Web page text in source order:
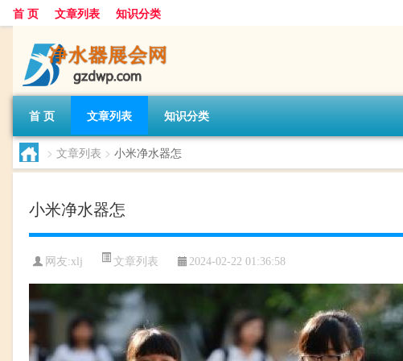
首 页 文章列表 知识分类
首 页 文章列表 知识分类
> 文章列表 > 小米净水器怎
小米净水器怎
网友:xlj 文章列表 2024-02-22 01:36:58